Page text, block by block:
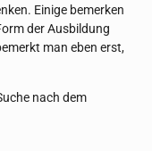
Einige bemerken
der Ausbildung
man eben erst,
nach dem